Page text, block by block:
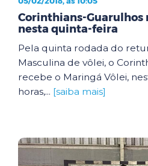
Corinthians-Guarulhos
nesta quinta-feira
Pela quinta rodada do
Masculina de vôlei, o
recebe o Maringá Vôlei,
horas,... [saiba mais]